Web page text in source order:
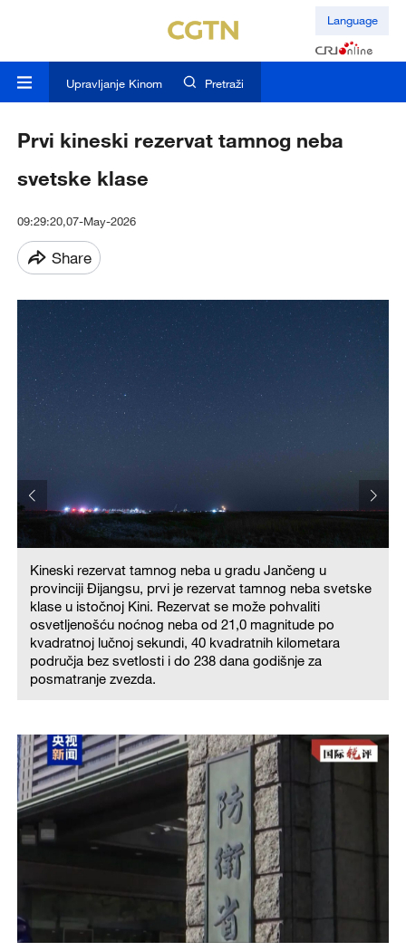
Language
Upravljanje Kinom Pretraži
Prvi kineski rezervat tamnog neba
svetske klase
09:29:20,07-May-2026
Share
Kineski rezervat tamnog neba u gradu Jančeng u
provinciji Đijangsu, prvi je rezervat tamnog neba svetske
klase u istočnoj Kini. Rezervat se može pohvaliti
osvetljenošću noćnog neba od 21,0 magnitude po
kvadratnoj lučnoj sekundi, 40 kvadratnih kilometara
područja bez svetlosti i do 238 dana godišnje za
posmatranje zvezda.